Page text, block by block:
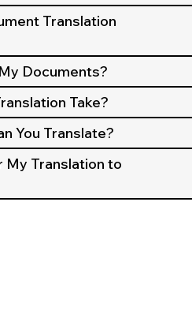
Translation
Documents?
Take?
You Translate?
My Translation to